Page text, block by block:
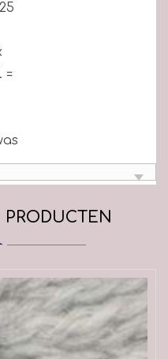
=
PRODUCTEN